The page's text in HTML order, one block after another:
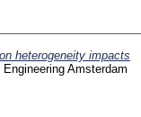
heterogeneity impacts
Amsterdam